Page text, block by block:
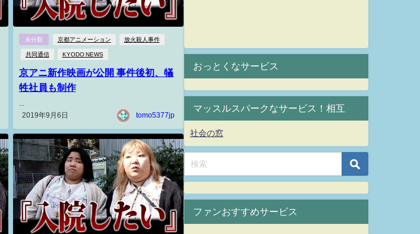
未分類 京都アニメーション 放火殺人事件
共同通信 KYODO NEWS
京アニ新作映画が公開 事件後初、犠
牲社員も制作
...
2019年9月6日
tomo5377jp
おっとくなサービス
マッスルスパークなサービス！相互
社会の窓
ファンおすすめサービス